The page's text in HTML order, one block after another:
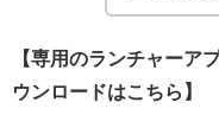
【専用のランチャー
ウンロードはこちら】